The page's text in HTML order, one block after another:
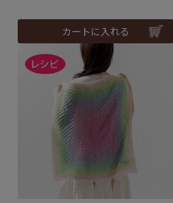
カートに入れる